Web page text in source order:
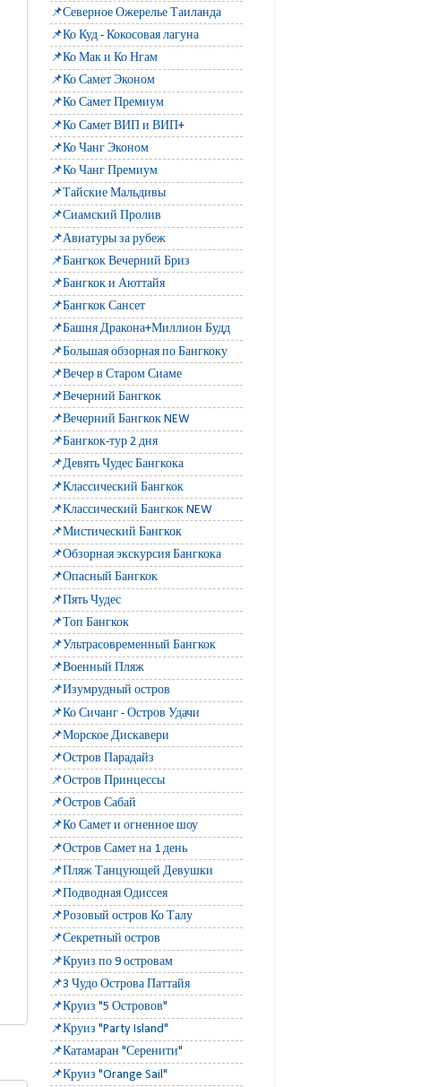
📌Северное Ожерелье Таиланда
📌Ко Куд - Кокосовая лагуна
📌Ко Мак и Ко Нгам
📌Ко Самет Эконом
📌Ко Самет Премиум
📌Ко Самет ВИП и ВИП+
📌Ко Чанг Эконом
📌Ко Чанг Премиум
📌Тайские Мальдивы
📌Сиамский Пролив
📌Авиатуры за рубеж
📌Бангкок Вечерний Бриз
📌Бангкок и Аюттайя
📌Бангкок Сансет
📌Башня Дракона+Миллион Будд
📌Большая обзорная по Бангкоку
📌Вечер в Старом Сиаме
📌Вечерний Бангкок
📌Вечерний Бангкок NEW
📌Бангкок-тур 2 дня
📌Девять Чудес Бангкока
📌Классический Бангкок
📌Классический Бангкок NEW
📌Мистический Бангкок
📌Обзорная экскурсия Бангкока
📌Опасный Бангкок
📌Пять Чудес
📌Топ Бангкок
📌Ультрасовременный Бангкок
📌Военный Пляж
📌Изумрудный остров
📌Ко Сичанг - Остров Удачи
📌Морское Дискавери
📌Остров Парадайз
📌Остров Принцессы
📌Остров Сабай
📌Ко Самет и огненное шоу
📌Остров Самет на 1 день
📌Пляж Танцующей Девушки
📌Подводная Одиссея
📌Розовый остров Ко Талу
📌Секретный остров
📌Круиз по 9 островам
📌3 Чудо Острова Паттайя
📌Круиз "5 Островов"
📌Круиз "Party Island"
📌Катамаран "Серенити"
📌Круиз "Orange Sail"